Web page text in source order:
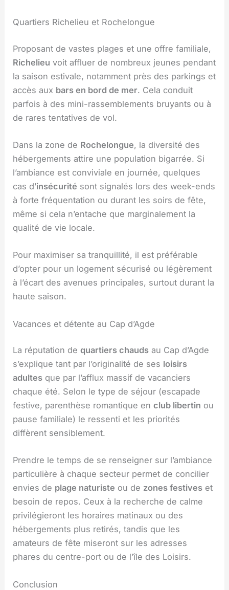
Quartiers Richelieu et Rochelongue
Proposant de vastes plages et une offre familiale,
Richelieu voit affluer de nombreux jeunes pendant
la saison estivale, notamment près des parkings et
accès aux bars en bord de mer. Cela conduit
parfois à des mini-rassemblements bruyants ou à
de rares tentatives de vol.
Dans la zone de Rochelongue, la diversité des
hébergements attire une population bigarrée. Si
l’ambiance est conviviale en journée, quelques
cas d’insécurité sont signalés lors des week-ends
à forte fréquentation ou durant les soirs de fête,
même si cela n’entache que marginalement la
qualité de vie locale.
Pour maximiser sa tranquillité, il est préférable
d’opter pour un logement sécurisé ou légèrement
à l’écart des avenues principales, surtout durant la
haute saison.
Vacances et détente au Cap d’Agde
La réputation dequartiers chauds au Cap d’Agde
s’explique tant par l’originalité de ses loisirs
adultes que par l’afflux massif de vacanciers
chaque été. Selon le type de séjour (escapade
festive, parenthèse romantique enclub libertin ou
pause familiale) le ressenti et les priorités
diffèrent sensiblement.
Prendre le temps de se renseigner sur l’ambiance
particulière à chaque secteur permet de concilier
envies de plage naturiste ou de zones festives et
besoin de repos. Ceux à la recherche de calme
privilégieront les horaires matinaux ou des
hébergements plus retirés, tandis que les
amateurs de fête miseront sur les adresses
phares du centre-port ou de l’île des Loisirs.
Conclusion